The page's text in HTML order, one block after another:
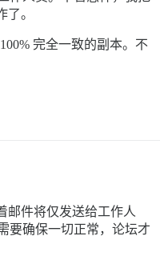
。
完全一致的副本。不
邮件将仅发送给工作人
要确保一切正常，论坛才